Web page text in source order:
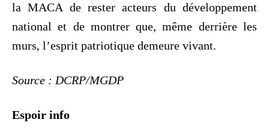
la MACA de rester acteurs du développement
national et de montrer que, même derrière les
murs, l’esprit patriotique demeure vivant.
Source : DCRP/MGDP
Espoir info